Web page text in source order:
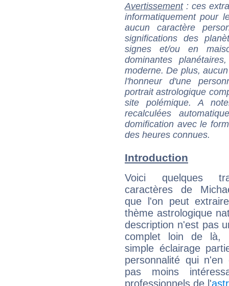
Avertissement: ces
informatiquement pour
aucun caractère
significations des
signes et/ou en
dominantes
moderne. De plus,
l'honneur d'une
portrait astrologique
site polémique. A
recalculées
domification avec le
des heures connues.
Introduction
Voici quelques
caractères de
que l'on peut
thème astrologique
description n'est pas
complet loin de là,
simple éclairage
personnalité qui n'en
pas moins
professionnels de l'